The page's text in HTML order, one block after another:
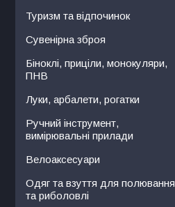
Туризм та відпочинок
Сувенірна зброя
Біноклі, приціли, монокуляри,
ПНВ
Луки, арбалети, рогатки
Ручний інструмент,
вимірювальні прилади
Велоаксесуари
Одяг та взуття для полювання
та риболовлі